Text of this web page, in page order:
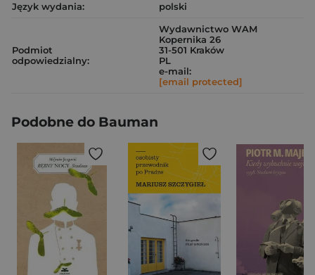
Język wydania:
polski
Podmiot
odpowiedzialny:
Wydawnictwo WAM
Kopernika 26
31-501 Kraków
PL
e-mail:
[email protected]
Podobne do Bauman